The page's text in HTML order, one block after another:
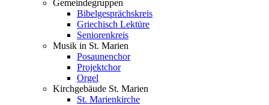
Gemeindegruppen
Bibelgesprächskreis
Griechisch Lektüre
Seniorenkreis
Musik in St. Marien
Posaunenchor
Projektchor
Orgel
Kirchgebäude St. Marien
St. Marienkirche